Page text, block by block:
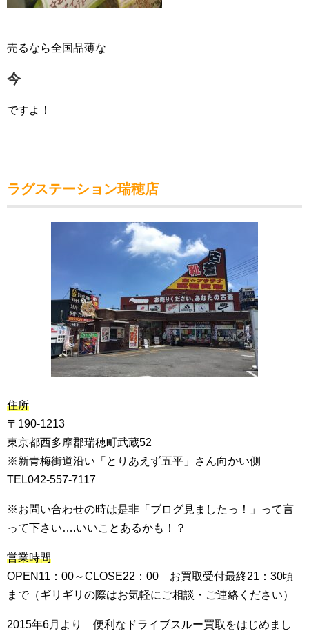
売るなら全国品薄な
今
ですよ！
ラグステーション瑞穂店
住所
〒190-1213
東京都西多摩郡瑞穂町武蔵52
※新青梅街道沿い「とりあえず五平」さん向かい側
TEL042-557-7117
※お問い合わせの時は是非「ブログ見ましたっ！」って言
って下さい….いいことあるかも！？
営業時間
OPEN11：00～CLOSE22：00 お買取受付最終21：30頃
まで（ギリギリの際はお気軽にご相談・ご連絡ください）
2015年6月より 便利なドライブスルー買取をはじめまし